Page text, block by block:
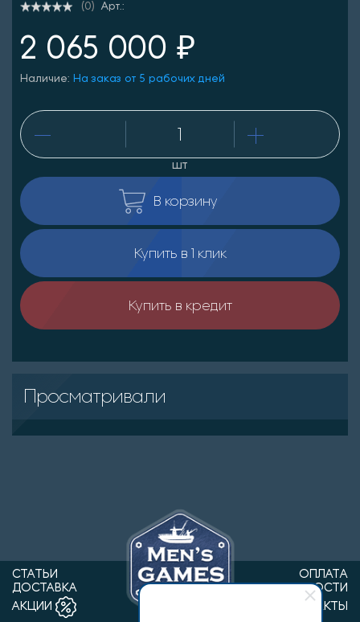
(0) Арт.:
2 065 000 ₽
Наличие: На заказ от 5 рабочих дней
шт
В корзину
Купить в 1 клик
Купить в кредит
Просматривали
СТАТЬИ
ОПЛАТА
ДОСТАВКА
НОВОСТИ
АКЦИИ
КОНТАКТЫ